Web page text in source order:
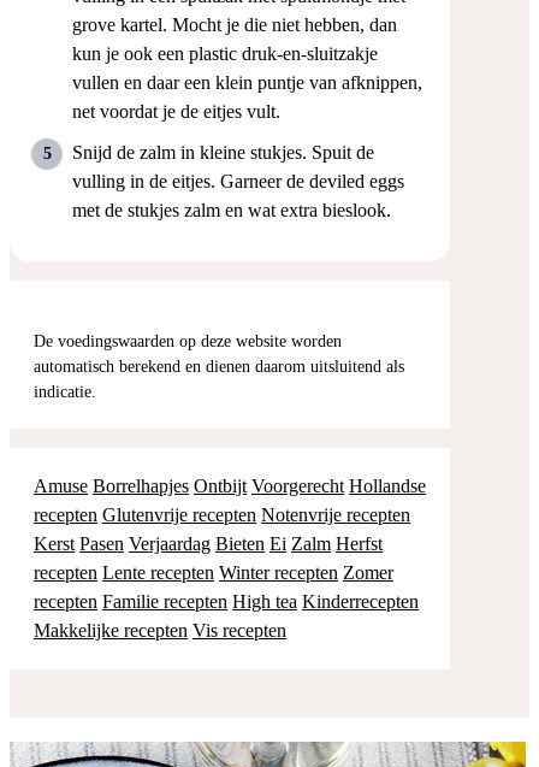
grove kartel. Mocht je die niet hebben, dan
kun je ook een plastic druk-en-sluitzakje
vullen en daar een klein puntje van afknippen,
net voordat je de eitjes vult.
Snijd de zalm in kleine stukjes. Spuit de
vulling in de eitjes. Garneer de deviled eggs
met de stukjes zalm en wat extra bieslook.
De voedingswaarden op deze website worden
automatisch berekend en dienen daarom uitsluitend als
indicatie.
Amuse Borrelhapjes Ontbijt Voorgerecht Hollandse
recepten Glutenvrije recepten Notenvrije recepten
Kerst Pasen Verjaardag Bieten Ei Zalm Herfst
recepten Lente recepten Winter recepten Zomer
recepten Familie recepten High tea Kinderrecepten
Makkelijke recepten Vis recepten